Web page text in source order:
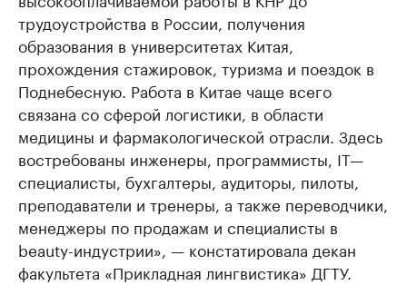
трудоустройства в России, получения
образования в университетах Китая,
прохождения стажировок, туризма и поездок в
Поднебесную. Работа в Китае чаще всего
связана со сферой логистики, в области
медицины и фармакологической отрасли. Здесь
востребованы инженеры, программисты, IT—
специалисты, бухгалтеры, аудиторы, пилоты,
преподаватели и тренеры, а также переводчики,
менеджеры по продажам и специалисты в
beauty-индустрии», — констатировала декан
факультета «Прикладная лингвистика» ДГТУ.